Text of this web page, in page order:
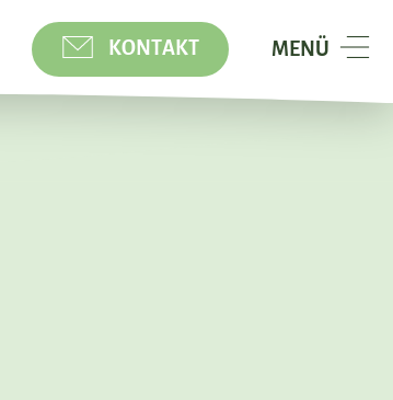
NAVIGATION
TOGGELN
MENÜ
KONTAKT